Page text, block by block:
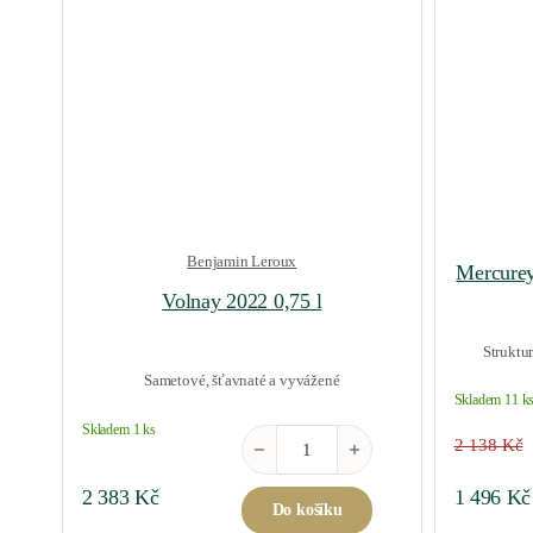
Benjamin Leroux
Volnay 2022 0,75 l
Sametové, šťavnaté a vyvážené
Skladem 1 ks
2 383Kč
Volnay 2022 0,75 l množství
Do košíku
Skladem 11
2 138Kč
Original
1 496 Kč